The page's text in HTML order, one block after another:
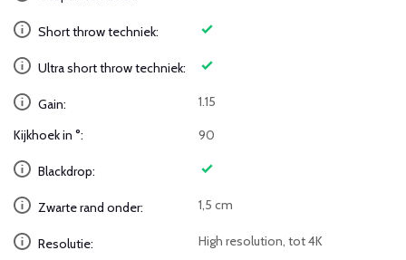
Short throw techniek:
Ultra short throw techniek:
Gain: 1.15
Kijkhoek in °: 90
Blackdrop:
Zwarte rand onder: 1,5 cm
Resolutie: High resolution, tot 4K